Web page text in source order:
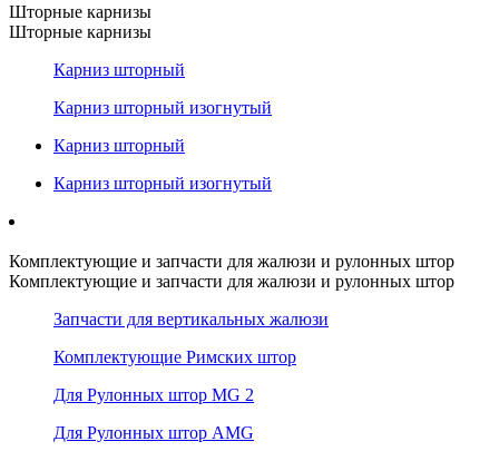
Шторные карнизы
Шторные карнизы
Карниз шторный
Карниз шторный изогнутый
Карниз шторный
Карниз шторный изогнутый
Комплектующие и запчасти для жалюзи и рулонных штор
Комплектующие и запчасти для жалюзи и рулонных штор
Запчасти для вертикальных жалюзи
Комплектующие Римских штор
Для Рулонных штор MG 2
Для Рулонных штор AMG